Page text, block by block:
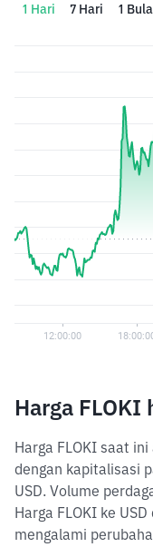
1 Hari 7 Hari 1
Harga FLOKI
Harga FLOKI saat
dengan kapitalisasi
USD. Volume
Harga FLOKI ke
mengalami